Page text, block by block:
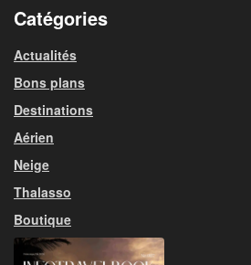
Catégories
Actualités
Bons plans
Destinations
Aérien
Neige
Thalasso
Boutique